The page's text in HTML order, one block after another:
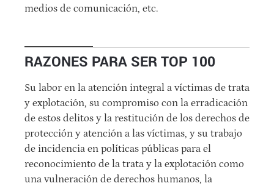
medios de comunicación, etc.
RAZONES PARA SER TOP 100
Su labor en la atención integral a víctimas de trata
y explotación, su compromiso con la erradicación
de estos delitos y la restitución de los derechos de
protección y atención a las víctimas, y su trabajo
de incidencia en políticas públicas para el
reconocimiento de la trata y la explotación como
una vulneración de derechos humanos, la